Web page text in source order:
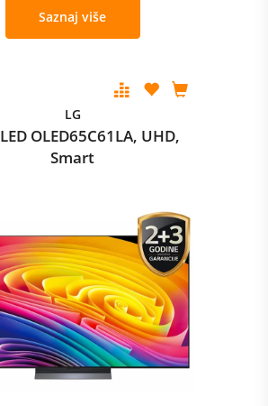
Saznaj više
LG
OLED65C61LA, UHD,
Smart